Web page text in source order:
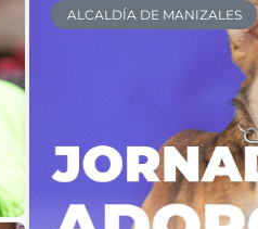
ALCALDÍA DE MANIZALES